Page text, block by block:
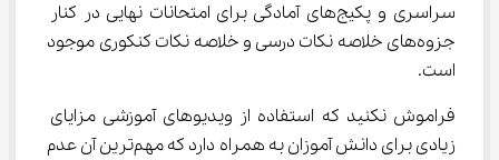
سراسری و پکیج‌های آمادگی برای امتحانات نهایی در کنار
جزوه‌های خلاصه نکات درسی و خلاصه نکات کنکوری موجود
است.
فراموش نکنید که استفاده از ویدیوهای آموزشی مزایای
زیادی برای دانش آموزان به همراه دارد که مهم‌ترین آن عدم